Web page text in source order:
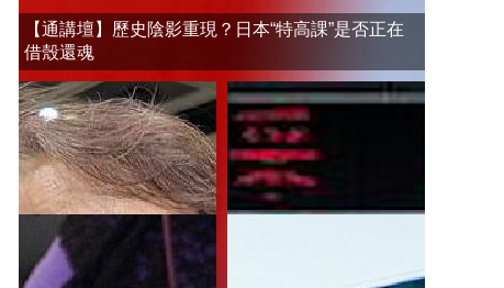
【通講壇】歷史陰影重現？日本“特高課”是否正在
借殼還魂